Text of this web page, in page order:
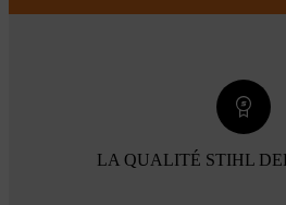
LA QUALITÉ STIHL